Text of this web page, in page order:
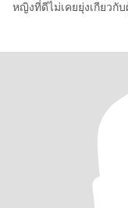
หญิงที่ดีไม่เคยยุ่งเกียวกั